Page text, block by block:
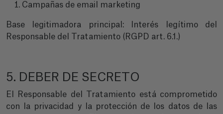
Campañas de email marketing
Base legitimadora principal: Interés legítimo del
Responsable del Tratamiento (RGPD art. 6.1.)
5. DEBER DE SECRETO
El Responsable del Tratamiento está comprometido
con la privacidad y la protección de los datos de las